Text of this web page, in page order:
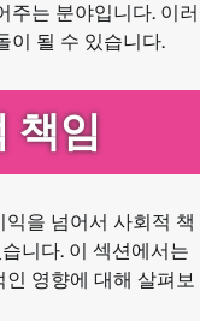
주는 분야입니다. 이러
이 될 수 있습니다.
책임
을 넘어서 사회적 책
니다. 이 섹션에서는
영향에 대해 살펴보